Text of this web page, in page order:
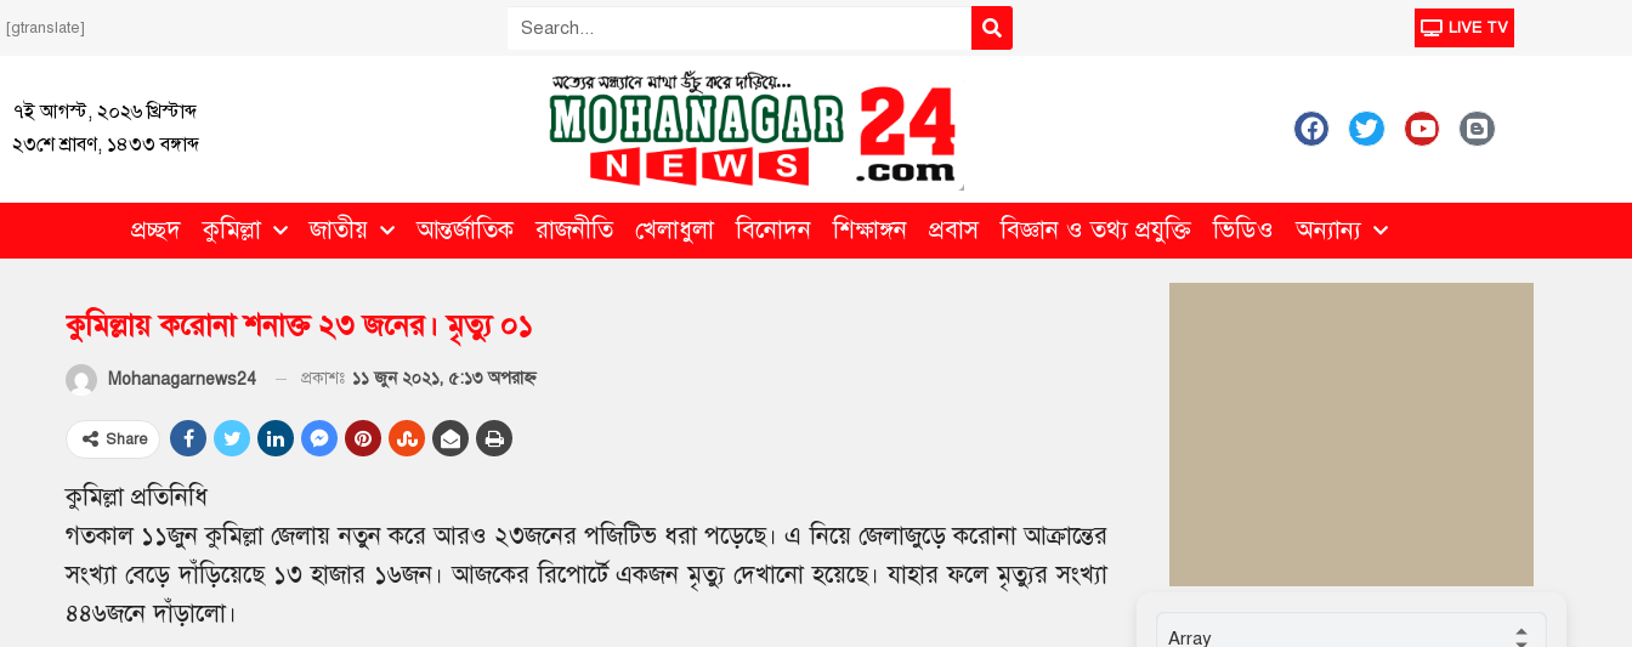
[gtranslate] LIVE TV
৭ই আগস্ট, ২০২৬ খ্রিস্টাব্দ
২৩শে শ্রাবণ, ১৪৩৩ বঙ্গাব্দ
প্রচ্ছদ কুমিল্লা জাতীয় আন্তর্জাতিক রাজনীতি খেলাধুলা বিনোদন শিক্ষাঙ্গন প্রবাস বিজ্ঞান ও তথ্য প্রযুক্তি ভিডিও অন্যান্য
কুমিল্লায় করোনা শনাক্ত ২৩ জনের। মৃত্যু ০১
Mohanagarnews24 প্রকাশঃ ১১ জুন ২০২১, ৫:১৩ অপরাহ্ণ
Share
কুমিল্লা প্রতিনিধি
গতকাল ১১জুন কুমিল্লা জেলায় নতুন করে আরও ২৩জনের পজিটিভ ধরা পড়েছে। এ নিয়ে জেলাজুড়ে করোনা আক্রান্তের
সংখ্যা বেড়ে দাঁড়িয়েছে ১৩ হাজার ১৬জন। আজকের রিপোর্টে একজন মৃত্যু দেখানো হয়েছে। যাহার ফলে মৃত্যুর সংখ্যা
৪৪৬জনে দাঁড়ালো।